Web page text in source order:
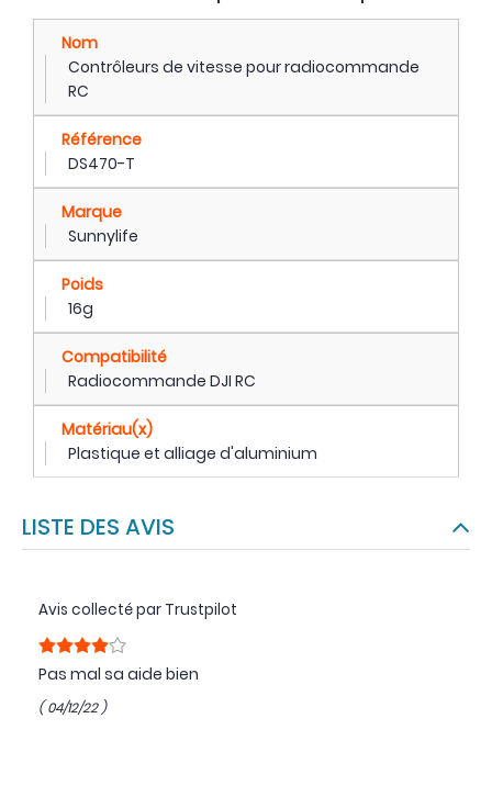
Nom
Contrôleurs de vitesse pour radiocommande
RC
Référence
DS470-T
Marque
Sunnylife
Poids
16g
Compatibilité
Radiocommande DJI RC
Matériau(x)
Plastique et alliage d'aluminium
LISTE DES AVIS
Avis collecté par Trustpilot
Pas mal sa aide bien
( 04/12/22 )